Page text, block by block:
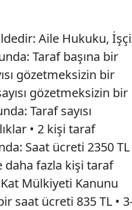
Aile Hukuku,
Taraf başına bir
gözetmeksizin bir
gözetmeksizin bir
Taraf sayısı
• 2 kişi taraf
Saat ücreti 2350 TL
daha fazla kişi taraf
Mülkiyeti Kanunu
saat ücreti 835 TL •